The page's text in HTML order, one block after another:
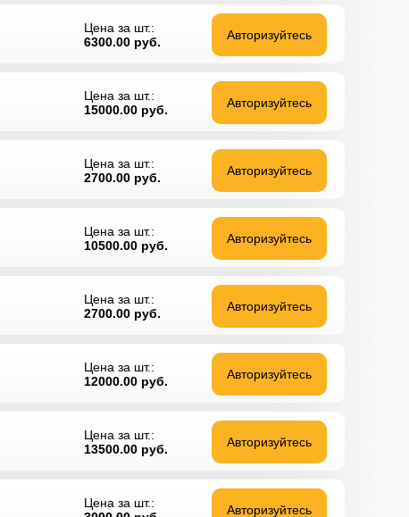
Цена за шт.:
6300.00 руб. Авторизуйтесь
Цена за шт.:
15000.00 руб. Авторизуйтесь
Цена за шт.:
2700.00 руб. Авторизуйтесь
Цена за шт.:
10500.00 руб. Авторизуйтесь
Цена за шт.:
2700.00 руб. Авторизуйтесь
Цена за шт.:
12000.00 руб. Авторизуйтесь
Цена за шт.:
13500.00 руб. Авторизуйтесь
Цена за шт.:
Авторизуйтесь